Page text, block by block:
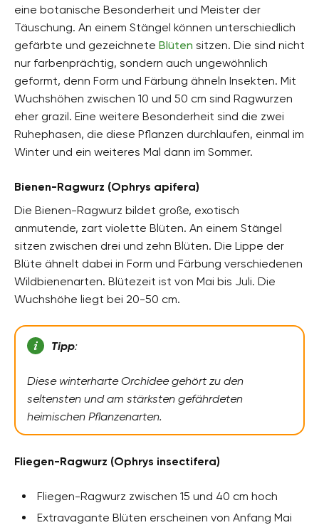
eine botanische Besonderheit und Meister der
Täuschung. An einem Stängel können unterschiedlich
gefärbte und gezeichnete Blüten sitzen. Die sind nicht
nur farbenprächtig, sondern auch ungewöhnlich
geformt, denn Form und Färbung ähneln Insekten. Mit
Wuchshöhen zwischen 10 und 50 cm sind Ragwurzen
eher grazil. Eine weitere Besonderheit sind die zwei
Ruhephasen, die diese Pflanzen durchlaufen, einmal im
Winter und ein weiteres Mal dann im Sommer.
Bienen-Ragwurz (Ophrys apifera)
Die Bienen-Ragwurz bildet große, exotisch
anmutende, zart violette Blüten. An einem Stängel
sitzen zwischen drei und zehn Blüten. Die Lippe der
Blüte ähnelt dabei in Form und Färbung verschiedenen
Wildbienenarten. Blütezeit ist von Mai bis Juli. Die
Wuchshöhe liegt bei 20-50 cm.
Tipp:
Diese winterharte Orchidee gehört zu den
seltensten und am stärksten gefährdeten
heimischen Pflanzenarten.
Fliegen-Ragwurz (Ophrys insectifera)
Fliegen-Ragwurz zwischen 15 und 40 cm hoch
Extravagante Blüten erscheinen von Anfang Mai